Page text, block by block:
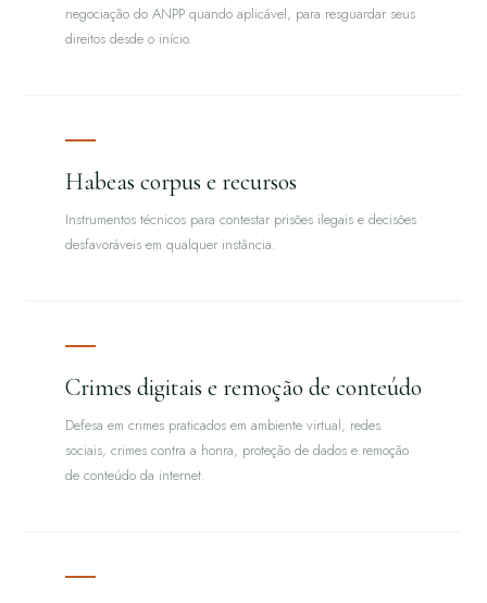
negociação do ANPP quando aplicável, para resguardar seus
direitos desde o início.
Habeas corpus e recursos
Instrumentos técnicos para contestar prisões ilegais e decisões
desfavoráveis em qualquer instância.
Crimes digitais e remoção de conteúdo
Defesa em crimes praticados em ambiente virtual, redes
sociais, crimes contra a honra, proteção de dados e remoção
de conteúdo da internet.